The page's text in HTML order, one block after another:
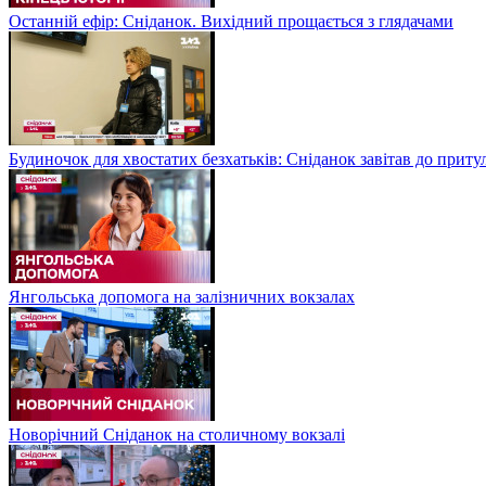
Останній ефір: Сніданок. Вихідний прощається з глядачами
Будиночок для хвостатих безхатьків: Сніданок завітав до
Янгольська допомога на залізничних вокзалах
Новорічний Сніданок на столичному вокзалі